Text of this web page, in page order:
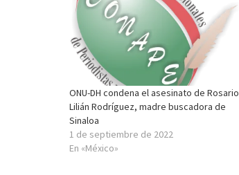
ONU-DH condena el asesinato de Rosario
Lilián Rodríguez, madre buscadora de
Sinaloa
1 de septiembre de 2022
En «México»